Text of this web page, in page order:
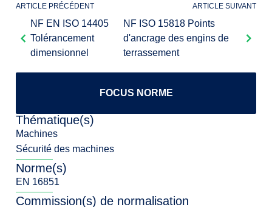
ARTICLE PRÉCÉDENT ARTICLE SUIVANT
NF EN ISO 14405
Tolérancement
dimensionnel
NF ISO 15818 Points
d'ancrage des engins de
terrassement
FOCUS NORME
Thématique(s)
Machines
Sécurité des machines
Norme(s)
EN 16851
Commission(s) de normalisation